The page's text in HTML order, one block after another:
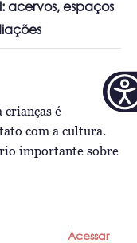
acervos, espaços
crianças é
com a cultura.
importante sobre
Acessar